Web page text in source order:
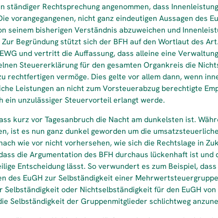
ständiger Rechtsprechung angenommen, dass
vorangegangenen, nicht ganz eindeutigen Aussagen des
seinem bisherigen Verständnis abzuweichen und
Begründung stützt sich der BFH auf den Wortlaut des
und vertritt die Auffassung, dass alleine eine
Steuererklärung für den gesamten Organkreis die
rechtfertigen vermöge. Dies gelte vor allem dann, wenn
Leistungen an nicht zum Vorsteuerabzug berechtigte
ein unzulässiger Steuervorteil erlangt werde.
kurz vor Tagesanbruch die Nacht am dunkelsten ist.
ist es nun ganz dunkel geworden um die
wie vor nicht vorhersehen, wie sich die Rechtslage in
die Argumentation des BFH durchaus lückenhaft ist und
Entscheidung lässt. So verwundert es zum Beispiel,
des EuGH zur Selbständigkeit einer
Selbständigkeit oder Nichtselbständigkeit für den EuGH
Selbständigkeit der Gruppenmitglieder schlichtweg